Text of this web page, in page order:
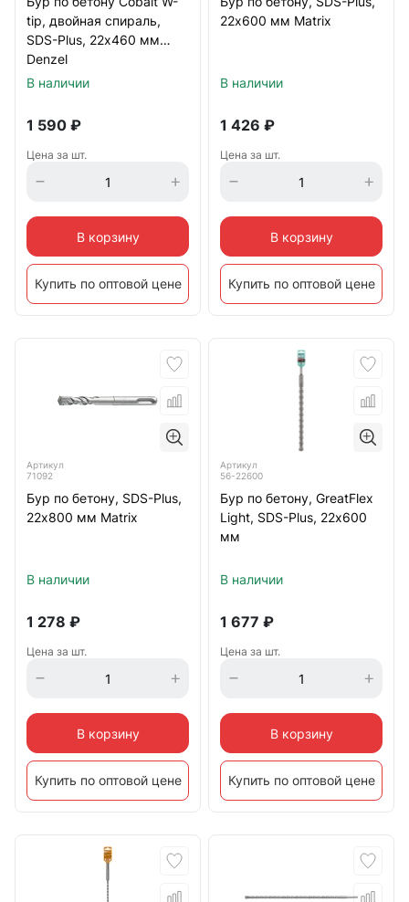
tip, двойная спираль,
SDS-Plus, 22х460 мм
Denzel
В наличии
1 590 ₽
Цена за шт.
В корзину
Купить по оптовой цене
22х600 мм Matrix
В наличии
1 426 ₽
Цена за шт.
В корзину
Купить по оптовой цене
Артикул
71092
Бур по бетону, SDS-Plus,
22х800 мм Matrix
В наличии
1 278 ₽
Цена за шт.
В корзину
Купить по оптовой цене
Артикул
56-22600
Бур по бетону, GreatFlex
Light, SDS-Plus, 22х600
мм
В наличии
1 677 ₽
Цена за шт.
В корзину
Купить по оптовой цене